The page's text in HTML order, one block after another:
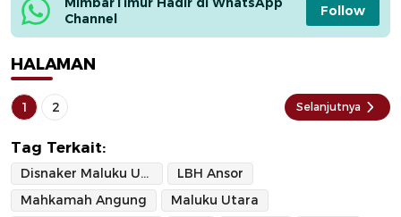
Channel
Follow
HALAMAN
1 2 Selanjutnya
Tag Terkait:
Disnaker Maluku Utara
LBH Ansor
Mahkamah Angung
Maluku Utara